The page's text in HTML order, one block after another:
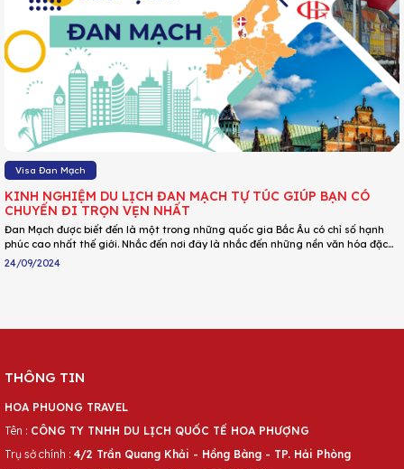
Visa Đan Mạch
KINH NGHIỆM DU LỊCH ĐAN MẠCH TỰ TÚC GIÚP BẠN CÓ
CHUYẾN ĐI TRỌN VẸN NHẤT
Đan Mạch được biết đến là một trong những quốc gia Bắc Âu có chỉ số hạnh
phúc cao nhất thế giới. Nhắc đến nơi đây là nhắc đến những nền văn hóa đặc
sắc, con người mộc mạc, giản dị. Trước khi tự mình khám phá vùng đất này,
hãy cùng tìm hiểu cách đi du lịch Đan Mạch tự túc giúp bạn có chuyến đi trọn
24/09/2024
THÔNG TIN
HOA PHUONG TRAVEL
Tên : CÔNG TY TNHH DU LỊCH QUỐC TẾ HOA PHƯỢNG
Trụ sở chính : 4/2 Trần Quang Khải - Hồng Bàng - TP. Hải Phòng